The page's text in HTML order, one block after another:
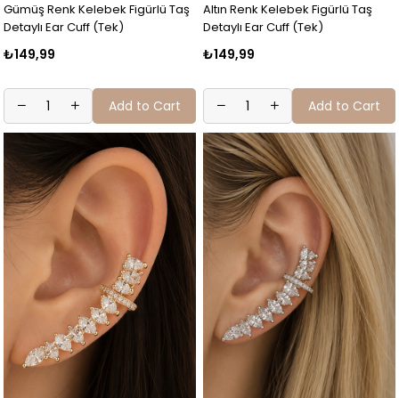
Gümüş Renk Kelebek Figürlü Taş
Detaylı Ear Cuff (Tek)
₺149,99
Add to Cart
Altın Renk Kelebek Figürlü Taş
Detaylı Ear Cuff (Tek)
₺149,99
Add to Cart